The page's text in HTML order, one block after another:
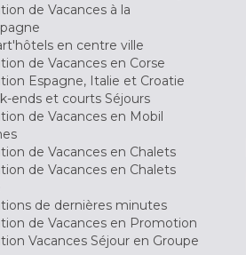
de Vacances à la
en centre ville
de Vacances en Corse
Espagne, Italie et Croatie
ends et courts Séjours
de Vacances en Mobil
de Vacances en Chalets
de Vacances en Chalets
de dernières minutes
de Vacances en Promotion
Vacances Séjour en Groupe